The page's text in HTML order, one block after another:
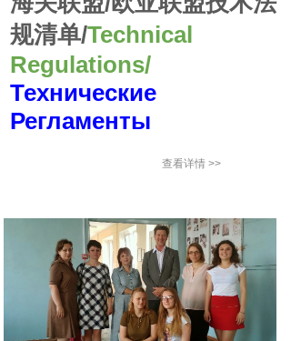
规清单/Technical
Regulations/
Технические
Регламенты
查看详情 >>